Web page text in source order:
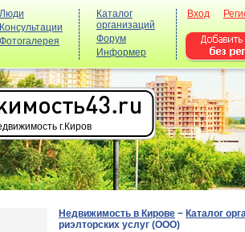
Люди
Консультации
Фотогалерея
Каталог
организаций
Форум
Информер
Вход
г.Киров
Недвижимость в Кирове − Каталог
риэлторских услуг (ООО)